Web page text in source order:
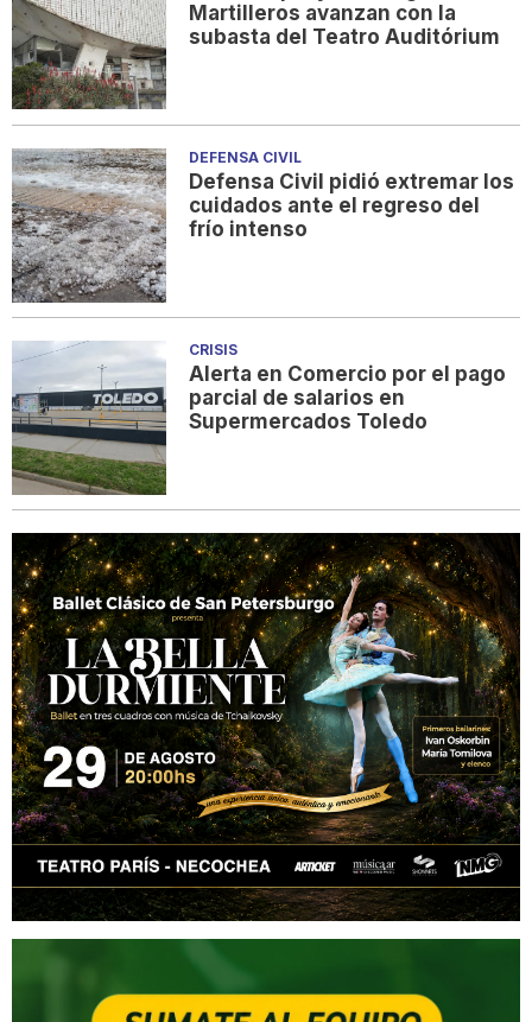
Martilleros avanzan con la
subasta del Teatro Auditórium
DEFENSA CIVIL
Defensa Civil pidió extremar los
cuidados ante el regreso del
frío intenso
CRISIS
Alerta en Comercio por el pago
parcial de salarios en
Supermercados Toledo